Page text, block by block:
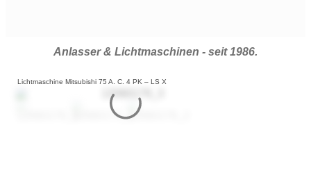
Anlasser & Lichtmaschinen - seit 1986.
Lichtmaschine Mitsubishi 75 A. C. 4 PK – LS X